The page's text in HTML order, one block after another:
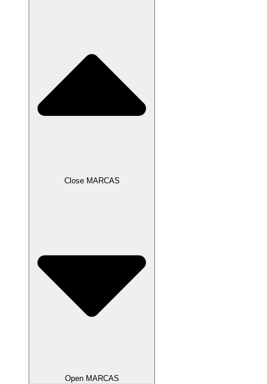
Close MARCAS
Open MARCAS